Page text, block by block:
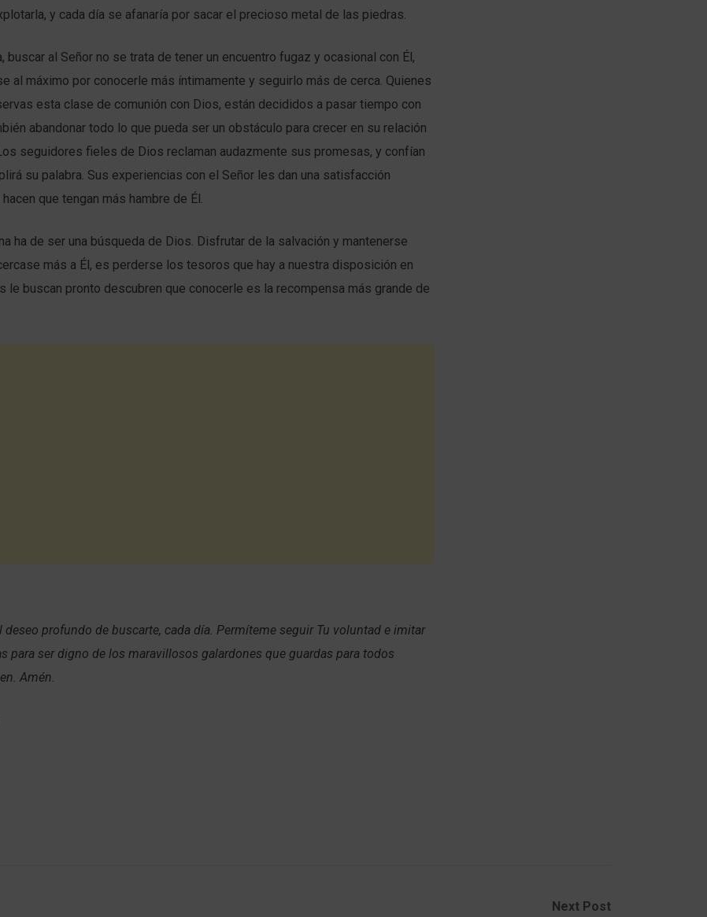
y cada día se afanaría por sacar el precioso metal de las piedras.
buscar al Señor no se trata de tener un encuentro fugaz y ocasional con Él,
al máximo por conocerle más íntimamente y seguirlo más de cerca. Quienes
esta clase de comunión con Dios, están decididos a pasar tiempo con
abandonar todo lo que pueda ser un obstáculo para crecer en su relación
seguidores fieles de Dios reclaman audazmente sus promesas, y confían
su palabra. Sus experiencias con el Señor les dan una satisfacción
que tengan más hambre de Él.
ha de ser una búsqueda de Dios. Disfrutar de la salvación y mantenerse
más a Él, es perderse los tesoros que hay a nuestra disposición en
le buscan pronto descubren que conocerle es la recompensa más grande de
deseo profundo de buscarte, cada día. Permíteme seguir Tu voluntad e imitar
para ser digno de los maravillosos galardones que guardas para todos
Amén.
Next Post